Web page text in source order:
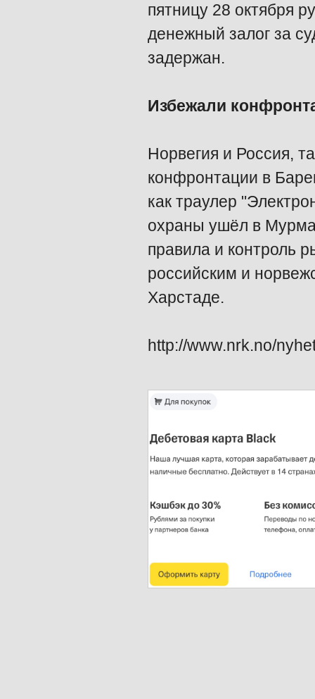
пятницу 28 октября
денежный залог за
задержан.
Избежали
Норвегия и Россия,
конфронтации в
как траулер
охраны ушёл в
правила и контроль
российским и
Харстаде.
http://www.nrk.no/